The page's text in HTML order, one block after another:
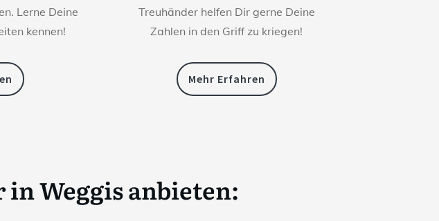
Lerne Deine
kennen!
Treuhänder helfen Dir gerne Deine
Zahlen in den Griff zu kriegen!
Mehr Erfahren
inWeggis anbieten: